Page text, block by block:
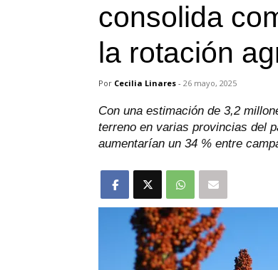
consolida
la rotación
Por Cecilia Linares - 26 mayo, 2025
Con una estimación de 3,2
terreno en varias provincias del
aumentarían un 34 % entre